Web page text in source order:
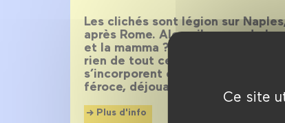
Ce site
Les clichés sont légion sur
après Rome. Alors, il y aura de la
et la mamma ? Oui, il y en aura
rien de tout cela, car c’est une
s’incorporent et se réinventent
féroce, déjouant toutes les
Plus d'info